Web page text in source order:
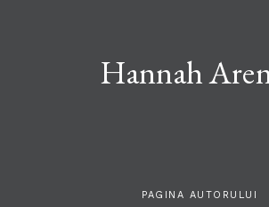
Hannah
PAGINA AUTORULUI